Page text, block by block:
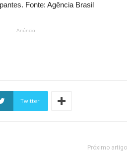
Fonte: Agência Brasil
Anúncio
Twitter
Próximo artigo